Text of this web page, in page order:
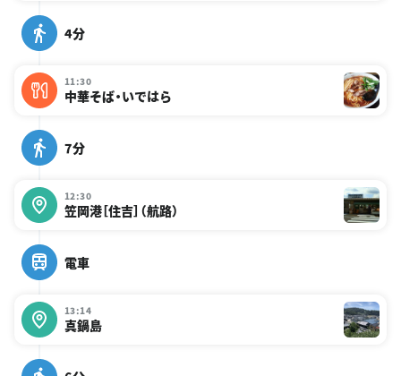
4分
11:30
中華そば・いではら
7分
12:30
笠岡港［住吉］（航路）
電車
13:14
真鍋島